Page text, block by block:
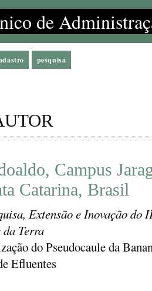
de
pesquisa
Campus
Catarina, Brasil
Extensão e Inovação do
Terra
do Pseudocaule da
Efluentes